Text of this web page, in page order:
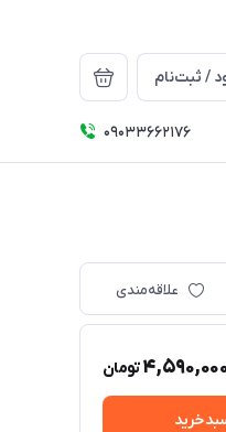
/ ثبت‌نام
09033662176
علاقه‌مندی
تومان